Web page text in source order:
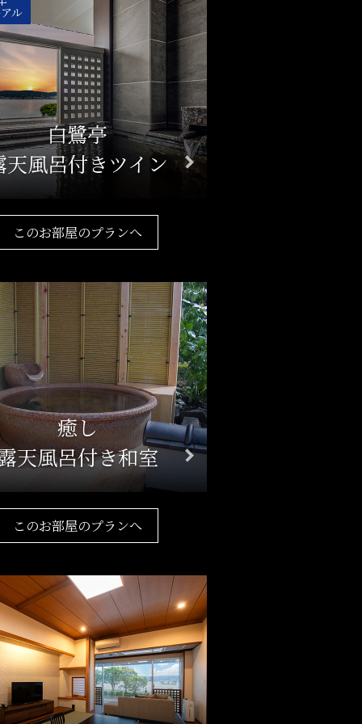
ル
白鷺亭
天風呂付きツイン
このお部屋のプランへ
癒し
天風呂付き和室
このお部屋のプランへ